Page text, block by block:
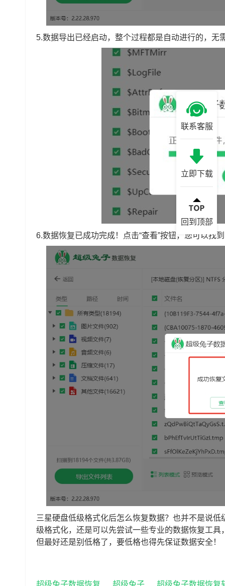
5.数据导出已经启动，整个过程都是自动进行的，
6.数据恢复已成功完成！点击“查看”按钮，您可以找
三星硬盘低级格式化后怎么恢复数据？也并不是说
级格式化，还是可以先尝试一些专业的数据恢复工
但最好还是别低格了，要低格也得先保证数据安全！
超级兔子数据恢复 超级兔子 超级兔子数据恢复
联系客服
立即下载
回到顶部